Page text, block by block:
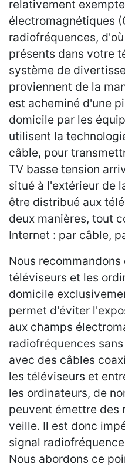
relativement
électromagnétiques
radiofréquences,
présents dans votre
système de
proviennent de la
est acheminé d'une
domicile par les
utilisent la
câble, pour
TV basse tension
situé à l'extérieur de
être distribué aux
deux manières, tout
Internet : par câble,
Nous
téléviseurs et les
domicile
permet d'éviter
aux champs
radiofréquences
avec des câbles
les téléviseurs et
les ordinateurs, de
peuvent émettre des
veille. Il est donc
signal
Nous abordons ce